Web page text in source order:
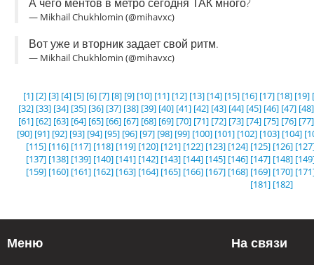
— Mikhail Chukhlomin (@mihavxc)
Вот уже и вторник задает свой ритм.
— Mikhail Chukhlomin (@mihavxc)
[1] [2] [3] [4] [5] [6] [7] [8] [9] [10] [11] [12] [13] [14] [15] [16] [17] [18] [19]
[32] [33] [34] [35] [36] [37] [38] [39] [40] [41] [42] [43] [44] [45] [46] [47] [48]
[61] [62] [63] [64] [65] [66] [67] [68] [69] [70] [71] [72] [73] [74] [75] [76] [77]
[90] [91] [92] [93] [94] [95] [96] [97] [98] [99] [100] [101] [102] [103] [104]
[115] [116] [117] [118] [119] [120] [121] [122] [123] [124] [125] [126]
[137] [138] [139] [140] [141] [142] [143] [144] [145] [146] [147] [148]
[159] [160] [161] [162] [163] [164] [165] [166] [167] [168] [169] [170]
[181] [182]
Меню На связи